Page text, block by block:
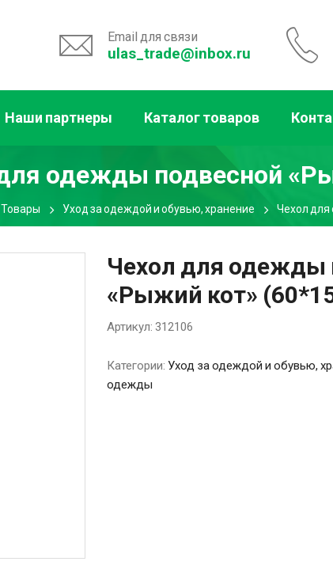
Email для связи
ulas_trade@inbox.ru
Наши партнеры Каталог товаров
одежды подвесной
Товары Уход за одеждой и обувью, хранение Чехол
Чехол для одежды
«Рыжий кот»
Артикул: 312106
Категории: Уход за одеждой и обувью,
одежды